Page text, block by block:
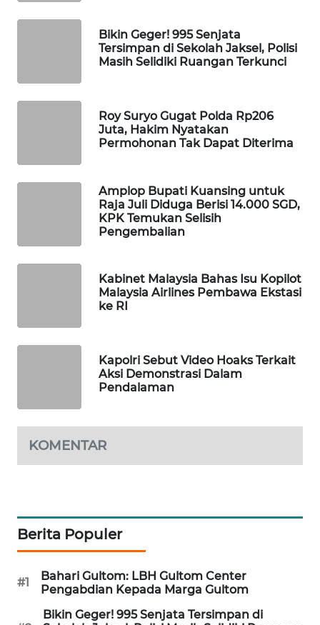
Bikin Geger! 995 Senjata
Tersimpan di Sekolah Jaksel, Polisi
Masih Selidiki Ruangan Terkunci
Roy Suryo Gugat Polda Rp206
Juta, Hakim Nyatakan
Permohonan Tak Dapat Diterima
Amplop Bupati Kuansing untuk
Raja Juli Diduga Berisi 14.000 SGD,
KPK Temukan Selisih
Pengembalian
Kabinet Malaysia Bahas Isu Kopilot
Malaysia Airlines Pembawa Ekstasi
ke RI
Kapolri Sebut Video Hoaks Terkait
Aksi Demonstrasi Dalam
Pendalaman
KOMENTAR
Berita Populer
#1
Bahari Gultom: LBH Gultom Center
Pengabdian Kepada Marga Gultom
Bikin Geger! 995 Senjata Tersimpan di
UMKM
WAHANA
OTOMOTIF
DESA
WISATA
WAHANA
Wahana
LISTRIK